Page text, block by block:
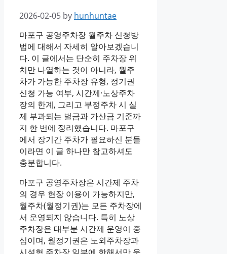
2026-02-05 by hunhuntae
마포구 공영주차장 월주차 신청방
법에 대해서 자세히 알아보겠습니
다. 이 글에서는 단순히 주차장 위
치만 나열하는 것이 아니라, 월주
차가 가능한 주차장 유형, 정기권
신청 가능 여부, 시간제·노상주차
장의 한계, 그리고 부정주차 시 실
제 부과되는 벌금과 가산금 기준까
지 한 번에 정리했습니다. 마포구
에서 장기간 주차가 필요하신 분들
이라면 이 글 하나만 참고하셔도
충분합니다.
마포구 공영주차장은 시간제 주차
의 경우 현장 이용이 가능하지만,
월주차(월정기권)는 모든 주차장에
서 운영되지 않습니다. 특히 노상
주차장은 대부분 시간제 운영이 중
심이며, 월정기권은 노외주차장과